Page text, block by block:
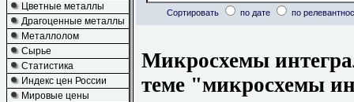
Цветные металлы
Драгоценные металлы
Металлолом
Сырье
Статистика
Индекс цен России
Мировые цены
Сортировать по дате по
Микросхемы
теме "микросхемы